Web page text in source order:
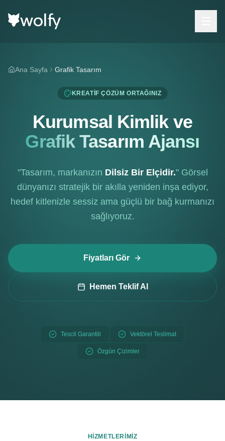
Ana Sayfa Grafik Tasarım
KREATIF ÇÖZÜM ORTAĞINIZ
Kurumsal Kimlik ve
Grafik Tasarım Ajansı
"Tasarım, markanızın Dilsiz Bir Elçidir." Görsel
dünyanızı stratejik bir akılla yeniden inşa ediyor,
hedef kitlenizle sessiz ama güçlü bir bağ kurmanızı
sağlıyoruz.
Fiyatları Gör
Hemen Teklif Al
Tescil Garantili Vektörel Teslimat
Özgün Çizimler
HIZMETLERIMIZ